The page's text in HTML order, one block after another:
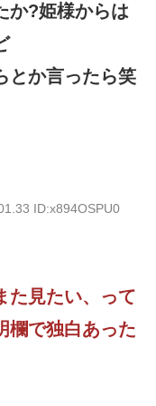
か?姫様からは
とか言ったら笑
ID:x894OSPU0
た見たい、って
欄で独白あった